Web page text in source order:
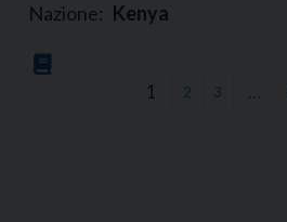
Nazione: Kenya
1 2 3 …